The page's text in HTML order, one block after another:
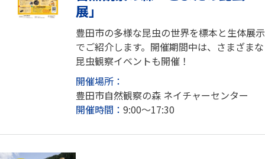
展」
豊田市の多様な昆虫の世界を標本と生体展示
でご紹介します。開催期間中は、さまざまな
昆虫観察イベントも開催！
開催場所：
豊田市自然観察の森 ネイチャーセンター
開催時間： 9:00～17:30